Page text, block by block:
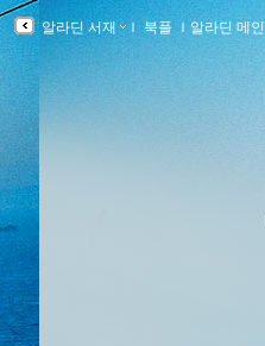
알라딘 서재 ｌ 북플 ｌ 알라딘 메인